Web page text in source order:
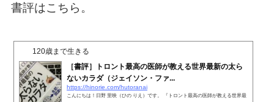
書評はこちら。
120歳まで生きる
［書評］トロント最高の医師が教える世界最新の太ら
ないカラダ（ジェイソン・ファ...
https://hinorie.com/hutoranai
こんにちは！日野 里映（ひの りえ）です。 『トロント最高の医師が教える世界最